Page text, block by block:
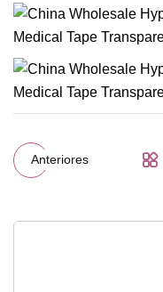
Anteriores